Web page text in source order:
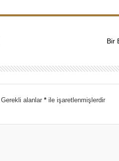
Bir
Gerekli alanlar *ile işaretlenmişlerdir